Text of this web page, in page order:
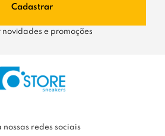
Cadastrar
novidades e promoções
nossas redes sociais